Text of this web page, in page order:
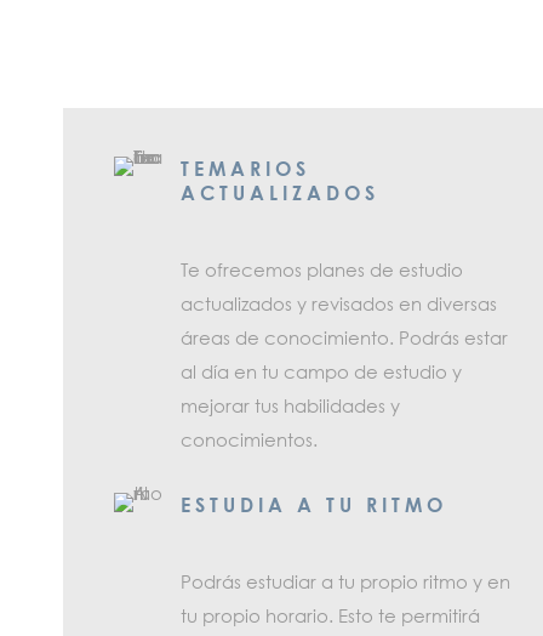
TEMARIOS
ACTUALIZADOS
Te ofrecemos planes de estudio
actualizados y revisados en diversas
áreas de conocimiento. Podrás estar
al día en tu campo de estudio y
mejorar tus habilidades y
conocimientos.
ESTUDIA A TU RITMO
Podrás estudiar a tu propio ritmo y en
tu propio horario. Esto te permitirá